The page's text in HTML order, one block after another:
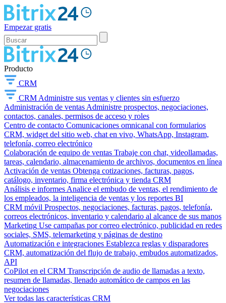
Empezar gratis
Producto
CRM
CRM Administre sus ventas y clientes sin esfuerzo
Administración de ventas Administre prospectos, negociaciones,
contactos, canales, permisos de acceso y roles
Centro de contacto Comunicaciones omnicanal con formularios
CRM, widget del sitio web, chat en vivo, WhatsApp, Instagram,
telefonía, correo electrónico
Colaboración de equipo de ventas Trabaje con chat, videollamadas,
tareas, calendario, almacenamiento de archivos, documentos en línea
Activación de ventas Obtenga cotizaciones, facturas, pagos,
catálogo, inventario, firma electrónica y tienda CRM
Análisis e informes Analice el embudo de ventas, el rendimiento de
los empleados, la inteligencia de ventas y los reportes BI
CRM móvil Prospectos, negociaciones, facturas, pagos, telefonía,
correos electrónicos, inventario y calendario al alcance de sus manos
Marketing Use campañas por correo electrónico, publicidad en redes
sociales, SMS, telemarketing y páginas de destino
Automatización e integraciones Establezca reglas y disparadores
CRM, automatización del flujo de trabajo, embudos automatizados,
API
CoPilot en el CRM Transcripción de audio de llamadas a texto,
resumen de llamadas, llenado automático de campos en las
negociaciones
Ver todas las características CRM